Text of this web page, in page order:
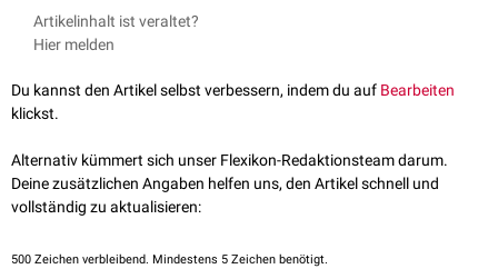
als auchGliazellenhervorgehen.
Die germinale Matrixzone kann auch bei
Die fragile Region kann leicht geschädigt werden, was zu einer
Artikelinhalt ist veraltet?
Hier melden
Du kannst den Artikel selbst verbessern, indem du auf Bearbeiten
klickst.
Alternativ kümmert sich unser Flexikon-Redaktionsteam darum.
Deine zusätzlichen Angaben helfen uns, den Artikel schnell und
vollständig zu aktualisieren:
500 Zeichen verbleibend. Mindestens 5 Zeichen benötigt.